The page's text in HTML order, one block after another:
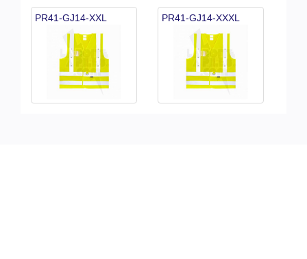
PR41-GJ14-XXL PR41-GJ14-XXXL